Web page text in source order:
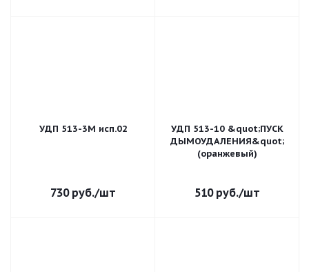
УДП 513-3М исп.02
730руб./шт
УДП 513-10 &quot;ПУСК
ДЫМОУДАЛЕНИЯ&quot;
(оранжевый)
510руб./шт